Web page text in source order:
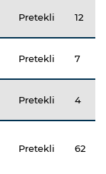
Pretekli 12
Pretekli 7
Pretekli 4
Pretekli 62